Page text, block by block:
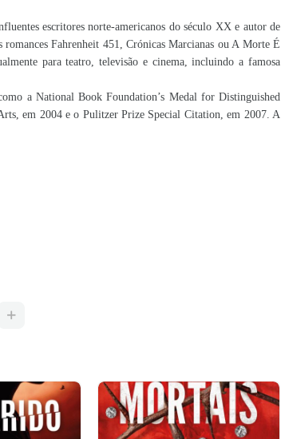
escritores norte-americanos do século XX e autor de
Fahrenheit 451, Crónicas Marcianas ou A Morte É
para teatro, televisão e cinema, incluindo a famosa
a National Book Foundation’s Medal for Distinguished
em 2004 e o Pulitzer Prize Special Citation, em 2007. A